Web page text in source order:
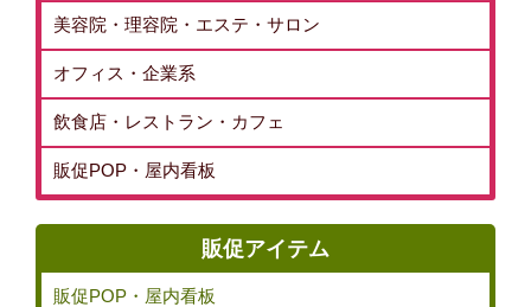
美容院・理容院・エステ・サロン
オフィス・企業系
飲食店・レストラン・カフェ
販促POP・屋内看板
販促アイテム
販促POP・屋内看板